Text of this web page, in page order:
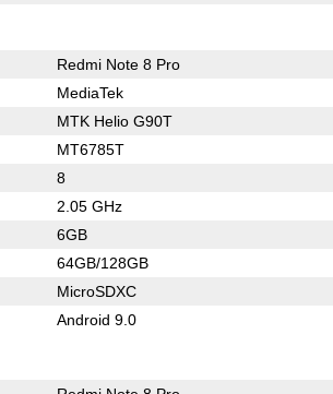
Redmi Note 8 Pro
MediaTek
MTK Helio G90T
MT6785T
8
2.05 GHz
6GB
64GB/128GB
MicroSDXC
Android 9.0